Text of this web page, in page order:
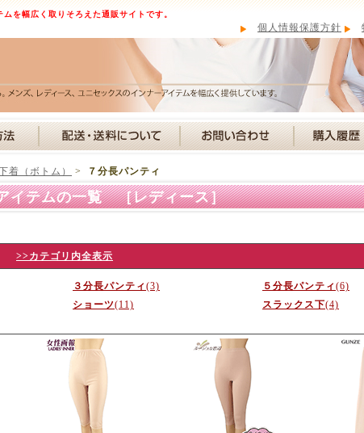
を幅広く取りそろえた通販サイトです。
個人情報保護方針
着（ボトム） > ７分長パンティ
イテムの一覧 ［レディース］
>>カテゴリ内全表示
３分長パンティ (3) ５分長パンティ (6)
ショーツ(11) スラックス下(4)